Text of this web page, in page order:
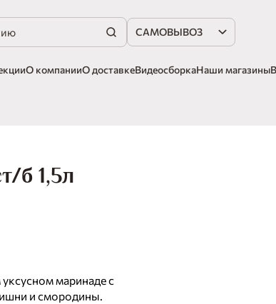
САМОВЫВОЗ
О компанииО доставкеВидеосборкаНаши магазины
б 1,5л
маринаде с
и смородины.